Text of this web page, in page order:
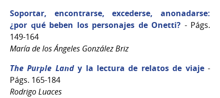
Soportar, encontrarse, excederse, anonadarse:
¿por qué beben los personajes de Onetti? - Págs.
149-164
María de los Ángeles González Briz
The Purple Landy la lectura de relatos de viaje -
Págs. 165-184
Rodrigo Luaces